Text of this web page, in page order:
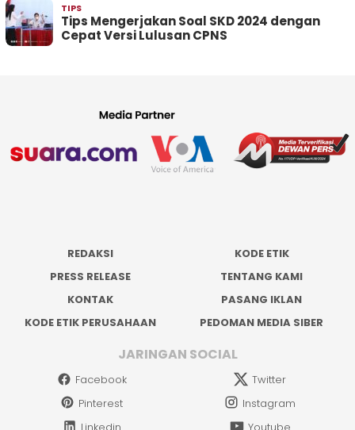
TIPS
Tips Mengerjakan Soal SKD 2024 dengan
Cepat Versi Lulusan CPNS
REDAKSI
KODE ETIK
PRESS RELEASE
TENTANG KAMI
KONTAK
PASANG IKLAN
KODE ETIK PERUSAHAAN
PEDOMAN MEDIA SIBER
JARINGAN SOCIAL
Facebook
Twitter
Pinterest
Instagram